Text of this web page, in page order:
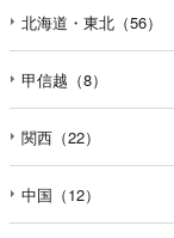
北海道・東北（56）
甲信越（8）
関西（22）
中国（12）